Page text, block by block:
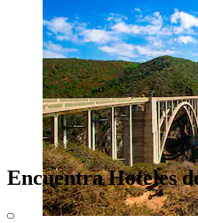
Encuentra Hoteles